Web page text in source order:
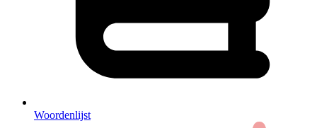
Woordenlijst